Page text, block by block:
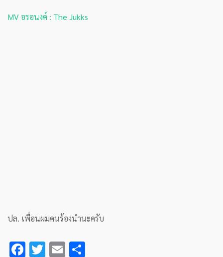
MV อรอนงค์ : The Jukks
ปล. เพื่อนผมคนร้องนำนะครับ
F T E